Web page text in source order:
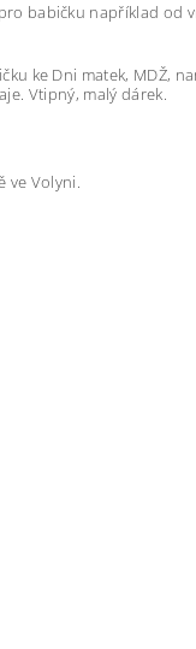
pro babičku například
ke Dni matek, MDŽ,
Vtipný, malý dárek.
ve Volyni.